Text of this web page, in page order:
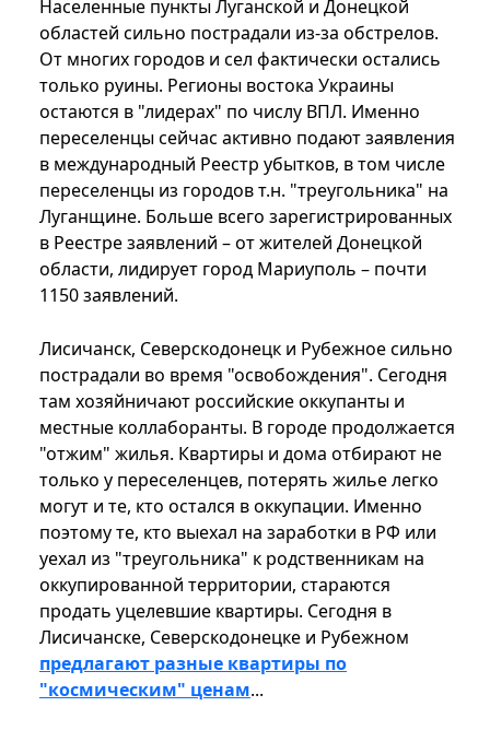
Населенные пункты Луганской и Донецкой
областей сильно пострадали из-за обстрелов.
От многих городов и сел фактически остались
только руины. Регионы востока Украины
остаются в "лидерах" по числу ВПЛ. Именно
переселенцы сейчас активно подают заявления
в международный Реестр убытков, в том числе
переселенцы из городов т.н. "треугольника" на
Луганщине. Больше всего зарегистрированных
в Реестре заявлений – от жителей Донецкой
области, лидирует город Мариуполь – почти
1150 заявлений.
Лисичанск, Северскодонецк и Рубежное сильно
пострадали во время "освобождения". Сегодня
там хозяйничают российские оккупанты и
местные коллаборанты. В городе продолжается
"отжим" жилья. Квартиры и дома отбирают не
только у переселенцев, потерять жилье легко
могут и те, кто остался в оккупации. Именно
поэтому те, кто выехал на заработки в РФ или
уехал из "треугольника" к родственникам на
оккупированной территории, стараются
продать уцелевшие квартиры. Сегодня в
Лисичанске, Северскодонецке и Рубежном
предлагают разные квартиры по
"космическим" ценам...